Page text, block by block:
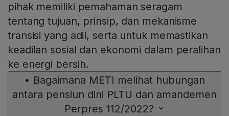
pihak memiliki pemahaman seragam
tentang tujuan, prinsip, dan mekanisme
transisi yang adil, serta untuk memastikan
keadilan sosial dan ekonomi dalam peralihan
ke energi bersih.
• Bagaimana METI melihat hubungan
antara pensiun dini PLTU dan amandemen
Perpres 112/2022?